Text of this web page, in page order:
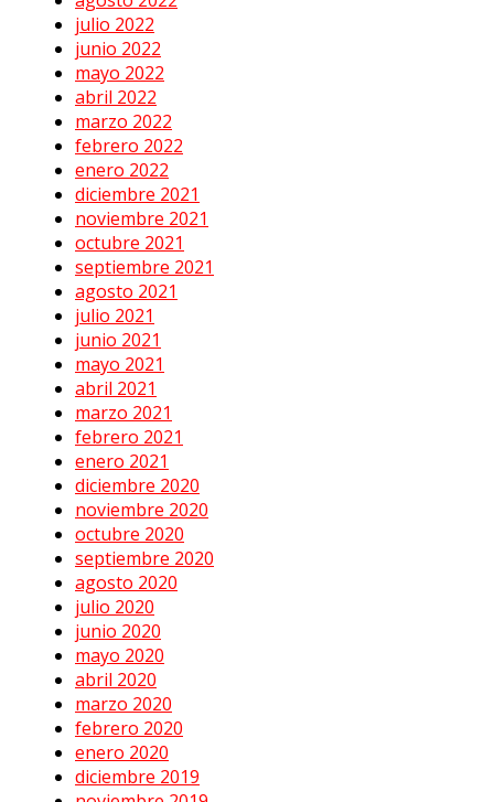
julio 2022
junio 2022
mayo 2022
abril 2022
marzo 2022
febrero 2022
enero 2022
diciembre 2021
noviembre 2021
octubre 2021
septiembre 2021
agosto 2021
julio 2021
junio 2021
mayo 2021
abril 2021
marzo 2021
febrero 2021
enero 2021
diciembre 2020
noviembre 2020
octubre 2020
septiembre 2020
agosto 2020
julio 2020
junio 2020
mayo 2020
abril 2020
marzo 2020
febrero 2020
enero 2020
diciembre 2019